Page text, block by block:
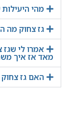
מהי
גז צחוק מה
אמרו לי
מאד אז איך
האם גז